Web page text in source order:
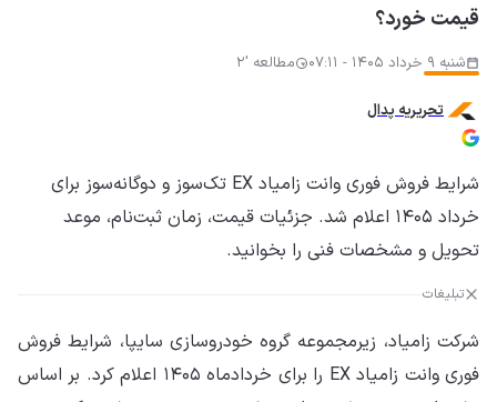
قیمت خورد؟
شنبه 9 خرداد 1405 - 07:11 مطالعه '2
تحریریه پدال
شرایط فروش فوری وانت زامیاد EX تک‌سوز و دوگانه‌سوز برای
خرداد ۱۴۰۵ اعلام شد. جزئیات قیمت، زمان ثبت‌نام، موعد
تحویل و مشخصات فنی را بخوانید.
تبلیغات
شرکت زامیاد، زیرمجموعه گروه خودروسازی سایپا، شرایط فروش
فوری وانت زامیاد EX را برای خردادماه ۱۴۰۵ اعلام کرد. بر اساس